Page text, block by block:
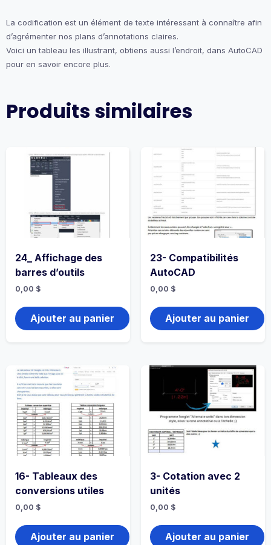
La codification est un élément de texte intéressant à connaître afin
d’agrémenter nos plans d’annotations claires.
Voici un tableau les illustrant, obtiens aussi l’endroit, dans AutoCAD
pour en savoir encore plus.
Produits similaires
24_ Affichage des
barres d’outils
0,00 $
Ajouter au panier
23- Compatibilités
AutoCAD
0,00 $
Ajouter au panier
16- Tableaux des
conversions utiles
0,00 $
Ajouter au panier
3- Cotation avec 2
unités
0,00 $
Ajouter au panier